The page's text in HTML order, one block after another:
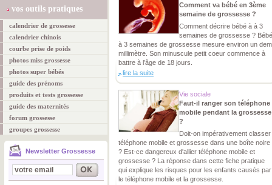
vos outils pratiques
calendrier de grossesse
calendrier chinois
courbe prise de poids
photos miss grossesse
photos super bébés
guide des prénoms
produits et tests grossesse
guide des maternités
forum grossesse
groupes grossesse
Newsletter Grossesse
Comment va bébé en 3ème
semaine de grossesse ?
Comment décrire bébé à à 3
semaines de grossesse ? Bébé
à 3 semaines de grossesse mesure environ un
millimètre. Son minuscule petit coeur commence à
battre à l’âge de 18 jours.
lire la suite
Vie sociale
Faut-il ranger son téléphone
mobile pendant la grossesse
?
Doit-on impérativement classer
téléphone mobile et grossesse dans une boîte noire
? Est-ce dangereux d'allier téléphone mobile et
grossesse ? La réponse dans cette fiche pratique
qui explique les risques pour les enfants causés par
le téléphone mobile et la grossesse.